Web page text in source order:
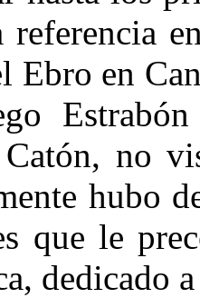
referencia
Ebro en
no
hubo
que le
dedicado